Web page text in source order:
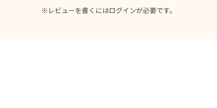
※レビューを書くにはログインが必要です。